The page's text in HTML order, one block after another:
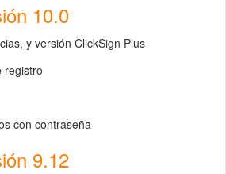
10.0
y versión ClickSign Plus
registro
con contraseña
9.12